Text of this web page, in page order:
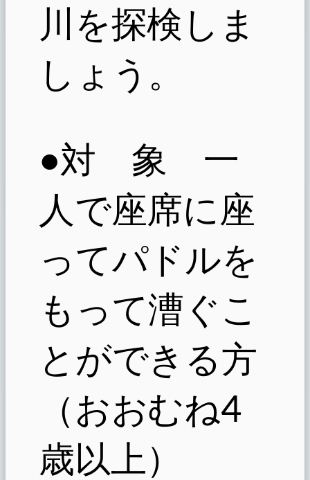
川を探検しま
しょう。
●対 象 一
人で座席に座
ってパドルを
もって漕ぐこ
とができる方
（おおむね4
歳以上）